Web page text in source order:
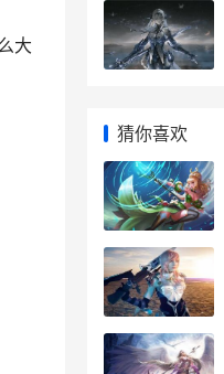
大
猜你喜欢